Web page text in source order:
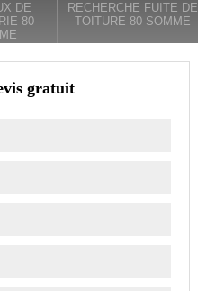
DE
80
RECHERCHE FUITE DE
TOITURE 80 SOMME
gratuit